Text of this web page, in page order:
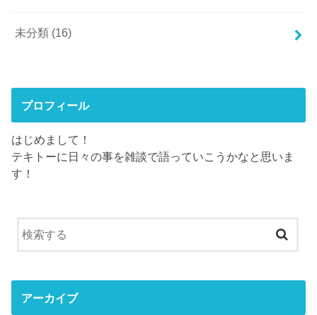
未分類 (16)
プロフィール
はじめまして！
テキトーに日々の事を雑談で語っていこうかなと思いま
す！
アーカイブ